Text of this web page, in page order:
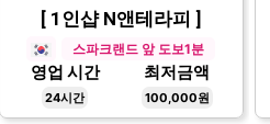
[ 1인샵 N앤테라피 ]
스파크랜드 앞 도보1분
영업 시간
24시간
최저금액
100,000원